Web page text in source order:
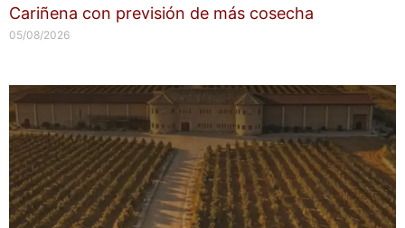
Cariñena con previsión de más cosecha
05/08/2026